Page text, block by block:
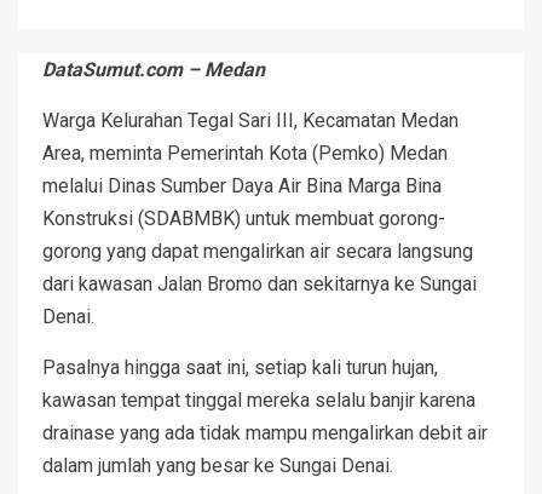
DataSumut.com – Medan
Warga Kelurahan Tegal Sari III, Kecamatan Medan
Area, meminta Pemerintah Kota (Pemko) Medan
melalui Dinas Sumber Daya Air Bina Marga Bina
Konstruksi (SDABMBK) untuk membuat gorong-
gorong yang dapat mengalirkan air secara langsung
dari kawasan Jalan Bromo dan sekitarnya ke Sungai
Denai.
Pasalnya hingga saat ini, setiap kali turun hujan,
kawasan tempat tinggal mereka selalu banjir karena
drainase yang ada tidak mampu mengalirkan debit air
dalam jumlah yang besar ke Sungai Denai.